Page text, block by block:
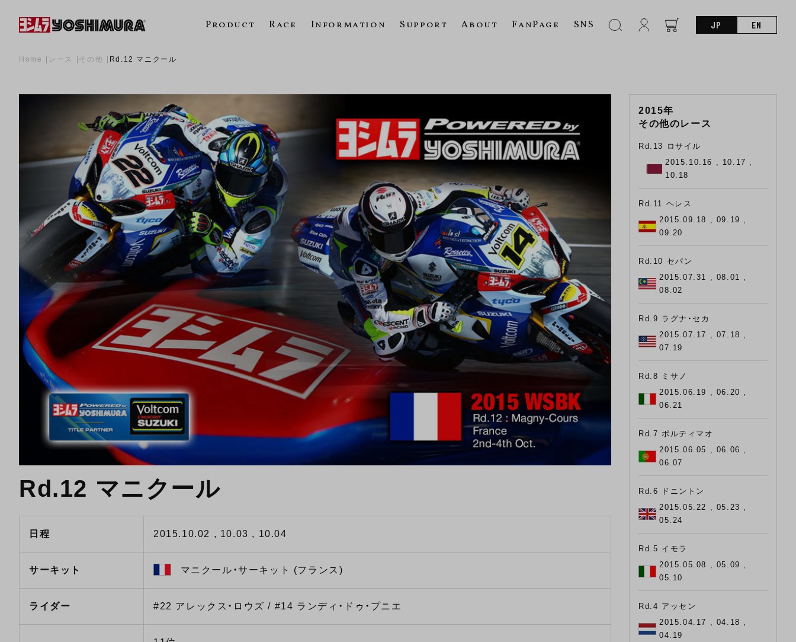
Product Race Information Support About FanPage SNS JP EN
Home レース その他 Rd.12 マニクール
Rd.12 マニクール
日程 2015.10.02 , 10.03 , 10.04
サーキット マニクール・サーキット (フランス)
ライダー #22 アレックス・ロウズ / #14 ランディ・ドゥ・プニエ
2015年
その他のレース
Rd.13 ロサイル
2015.10.16 , 10.17 ,
10.18
Rd.11 ヘレス
2015.09.18 , 09.19 ,
09.20
Rd.10 セパン
2015.07.31 , 08.01 ,
08.02
Rd.9 ラグナ・セカ
2015.07.17 , 07.18 ,
07.19
Rd.8 ミサノ
2015.06.19 , 06.20 ,
06.21
Rd.7 ポルティマオ
2015.06.05 , 06.06 ,
06.07
Rd.6 ドニントン
2015.05.22 , 05.23 ,
05.24
Rd.5 イモラ
2015.05.08 , 05.09 ,
05.10
Rd.4 アッセン
2015.04.17 , 04.18 ,
04.19